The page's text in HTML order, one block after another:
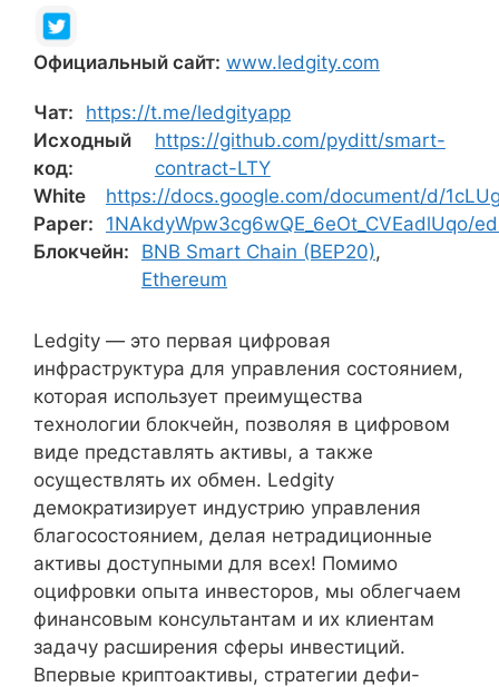
Официальный сайт: www.ledgity.com
Чат:
https://t.me/ledgityapp
Исходный
код:
https://github.com/pyditt/smart-
contract-LTY
White
Paper:
https://docs.google.com/document/d/
1NAkdyWpw3cg6wQE_6eOt_CVEadlUqo/
Блокчейн:
BNB Smart Chain (BEP20),
Ethereum
Ledgity — это первая цифровая
инфраструктура для управления состоянием,
которая использует преимущества
технологии блокчейн, позволяя в цифровом
виде представлять активы, а также
осуществлять их обмен. Ledgity
демократизирует индустрию управления
благосостоянием, делая нетрадиционные
активы доступными для всех! Помимо
оцифровки опыта инвесторов, мы облегчаем
финансовым консультантам и их клиентам
задачу расширения сферы инвестиций.
Впервые криптоактивы, стратегии дефи-